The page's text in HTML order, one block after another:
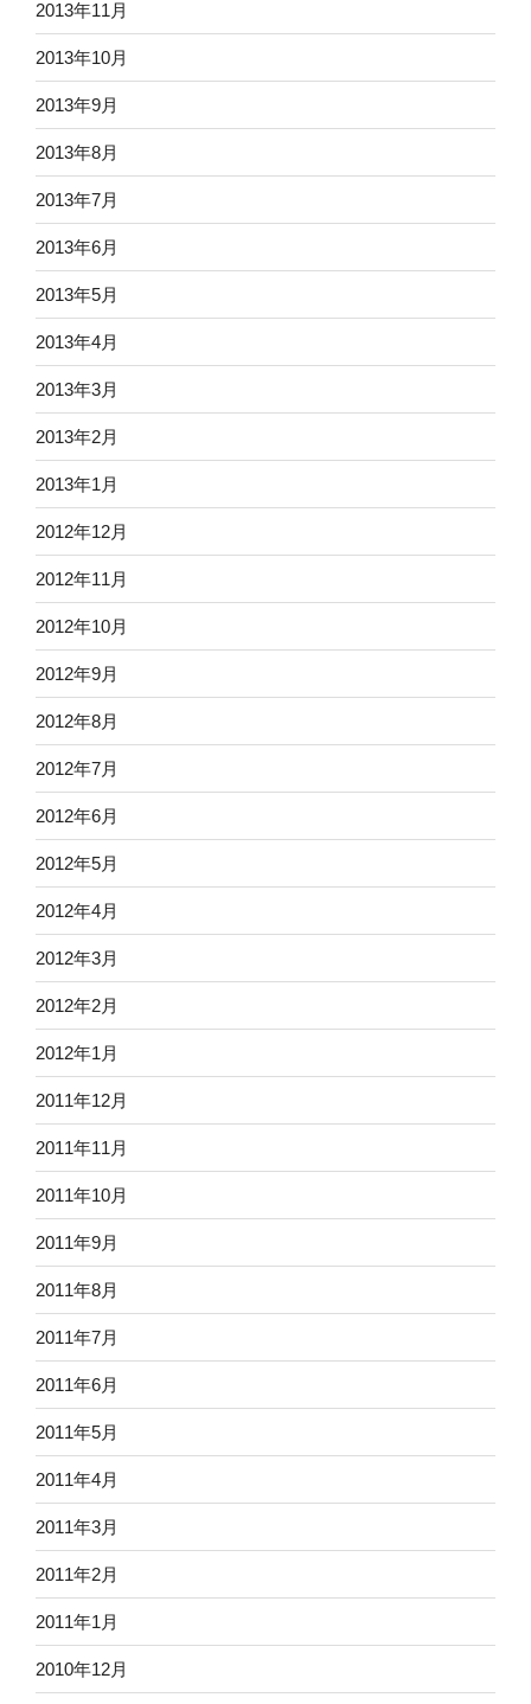
2013年11月
2013年10月
2013年9月
2013年8月
2013年7月
2013年6月
2013年5月
2013年4月
2013年3月
2013年2月
2013年1月
2012年12月
2012年11月
2012年10月
2012年9月
2012年8月
2012年7月
2012年6月
2012年5月
2012年4月
2012年3月
2012年2月
2012年1月
2011年12月
2011年11月
2011年10月
2011年9月
2011年8月
2011年7月
2011年6月
2011年5月
2011年4月
2011年3月
2011年2月
2011年1月
2010年12月